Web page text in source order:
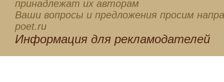
принадлежат их авторам
Ваши вопросы и предложения просим
poet.ru
Информация для рекламодателей